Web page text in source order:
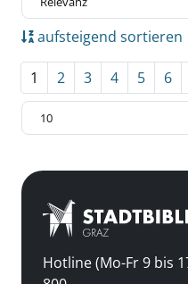
aufsteigend sortieren
1 2 3 4 5 6
Hotline (Mo-Fr 9 bis